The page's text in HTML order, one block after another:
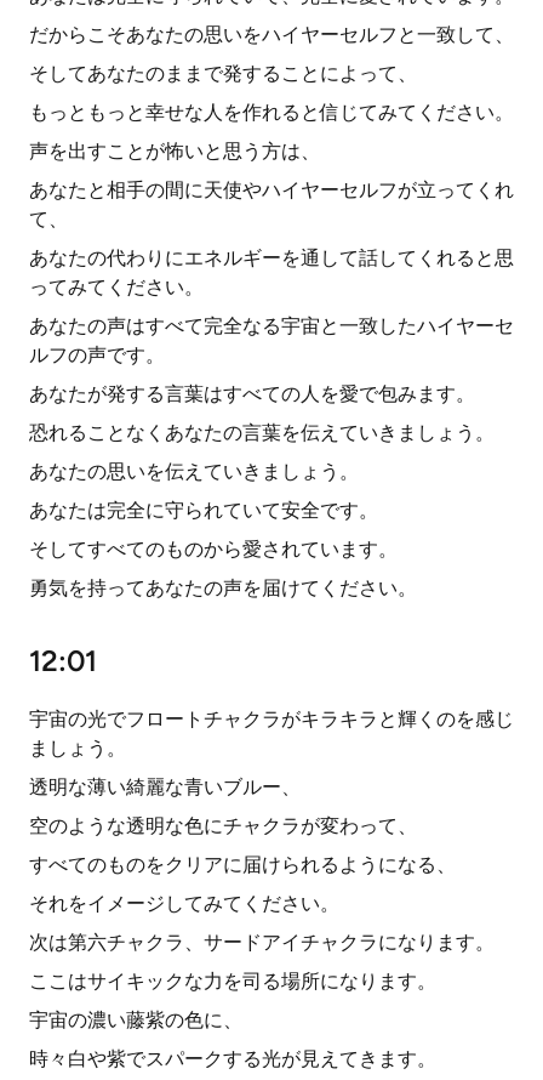
だからこそあなたの思いをハイヤーセルフと一致して、
そしてあなたのままで発することによって、
もっともっと幸せな人を作れると信じてみてください。
声を出すことが怖いと思う方は、
あなたと相手の間に天使やハイヤーセルフが立ってくれ
て、
あなたの代わりにエネルギーを通して話してくれると思
ってみてください。
あなたの声はすべて完全なる宇宙と一致したハイヤーセ
ルフの声です。
あなたが発する言葉はすべての人を愛で包みます。
恐れることなくあなたの言葉を伝えていきましょう。
あなたの思いを伝えていきましょう。
あなたは完全に守られていて安全です。
そしてすべてのものから愛されています。
勇気を持ってあなたの声を届けてください。
12:01
宇宙の光でフロートチャクラがキラキラと輝くのを感じ
ましょう。
透明な薄い綺麗な青いブルー、
空のような透明な色にチャクラが変わって、
すべてのものをクリアに届けられるようになる、
それをイメージしてみてください。
次は第六チャクラ、サードアイチャクラになります。
ここはサイキックな力を司る場所になります。
宇宙の濃い藤紫の色に、
時々白や紫でスパークする光が見えてきます。